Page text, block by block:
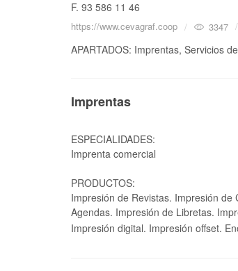
F. 93 586 11 46
https://www.cevagraf.coop 3347
APARTADOS: Imprentas, Servicios
Imprentas
ESPECIALIDADES:
Imprenta comercial
PRODUCTOS:
Impresión de Revistas. Impresión
Agendas. Impresión de Libretas.
Impresión digital. Impresión offset.